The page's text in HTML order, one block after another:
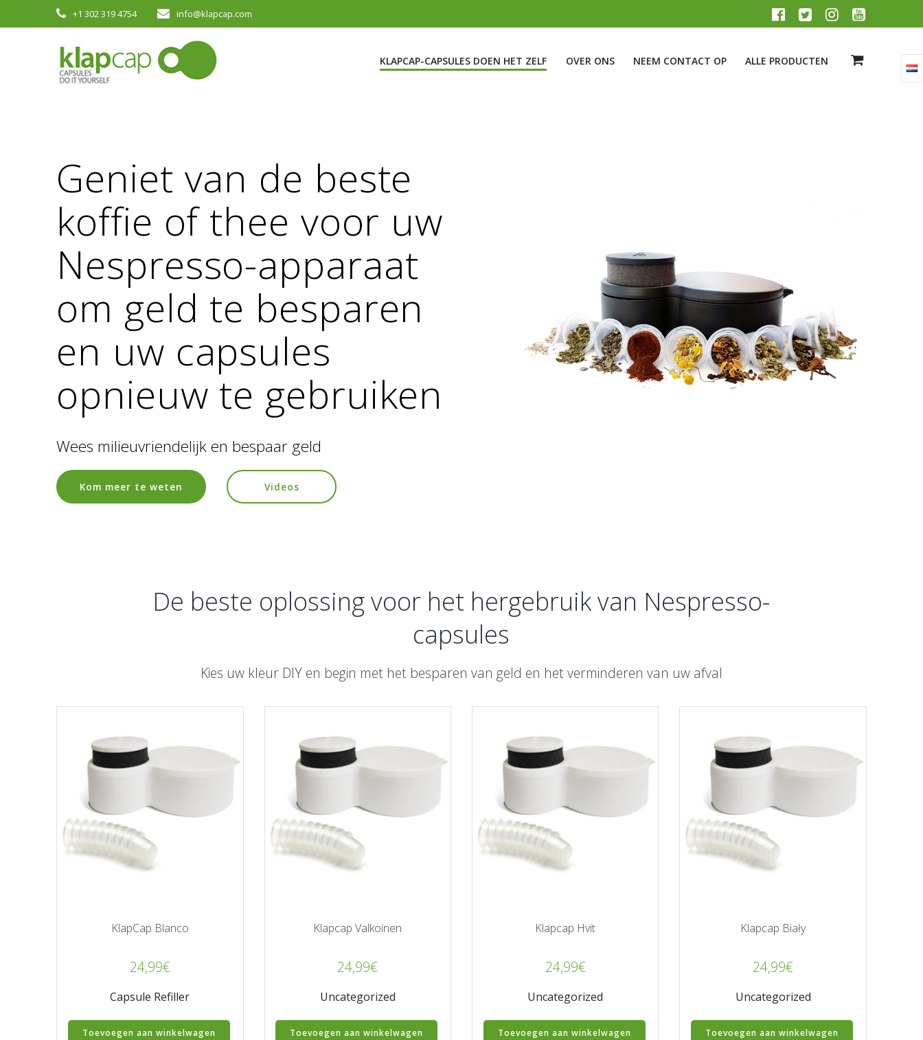
to
+1 302 319 4754 info@klapcap.com
KLAPCAP-CAPSULES DOEN HET ZELF OVER ONS NEEM CONTACT OP ALLE PRODUCTEN
Geniet van de beste
koffie of thee voor uw
Nespresso-apparaat
om geld te besparen
en uw capsules
opnieuw te gebruiken
Wees milieuvriendelijk en bespaar geld
Kom meer te weten Videos
De beste oplossing voor het hergebruik van Nespresso-
capsules
Kies uw kleur DIY en begin met het besparen van geld en het verminderen van uw afval
KlapCap Blanco
24,99€
Capsule Refiller
Toevoegen aan winkelwagen
Klapcap Valkoinen
24,99€
Uncategorized
Toevoegen aan winkelwagen
Klapcap Hvit
24,99€
Uncategorized
Toevoegen aan winkelwagen
Klapcap Biały
24,99€
Uncategorized
Toevoegen aan winkelwagen